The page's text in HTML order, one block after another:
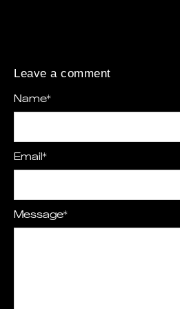
Leave a comment
Message*
Name*
Email*